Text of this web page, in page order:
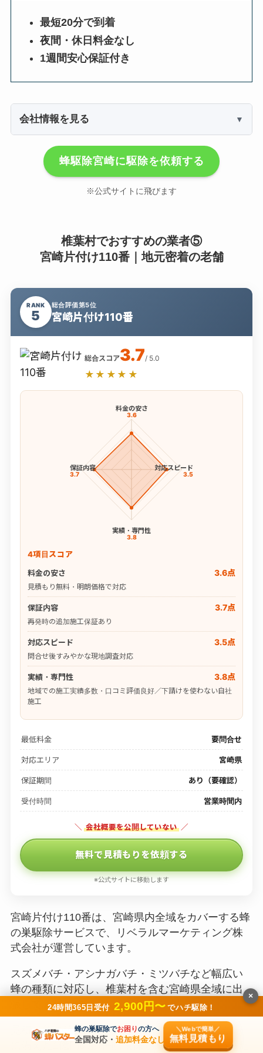
最短20分で到着
夜間・休日料金なし
1週間安心保証付き
会社情報を見る
蜂駆除宮崎に駆除を依頼する
※公式サイトに飛びます
椎葉村でおすすめの業者⑤
宮崎片付け110番｜地元密着の老舗
RANK
5
総合評価第5位
宮崎片付け110番
総合スコア3.7/ 5.0
★★★★★
料金の安さ
3.6
対応スピード
3.5
実績・専門性
3.8
保証内容
3.7
4項目スコア
料金の安さ
3.6点
見積もり無料・明朗価格で対応
保証内容 3.7点
再発時の追加施工保証あり
対応スピード 3.5点
問合せ後すみやかな現地調査対応
実績・専門性 3.8点
地域での施工実績多数・口コミ評価良好／下請けを使わない自社
施工
最低料金 要問合せ
対応エリア 宮崎県
保証期間 あり（要確認）
受付時間 営業時間内
＼ 会社概要を公開していない ／
無料で見積もりを依頼する
※公式サイトに移動します
宮崎片付け110番は、宮崎県内全域をカバーする蜂
の巣駆除サービスで、リベラルマーケティング株
式会社が運営しています。
スズメバチ・アシナガバチ・ミツバチなど幅広い
蜂の種類に対応し、椎葉村を含む宮崎県全域に出
張してくれます。
見積り後の追加料金は一切なく、作業中の万が一
に備えた1億円の損害賠償保険にも加入しているた
24時間365日受付 2,900円〜 でハチ駆除！
蜂の巣駆除でお困りの方へ
全国対応・追加料金なし
＼Webで簡単／
無料見積もり
×